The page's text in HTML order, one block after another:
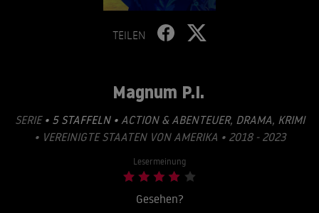
TEILEN
Magnum P.I.
SERIE • 5 STAFFELN • ACTION & ABENTEUER, DRAMA, KRIMI
• VEREINIGTE STAATEN VON AMERIKA • 2018 - 2023
Lesermeinung
Gesehen?